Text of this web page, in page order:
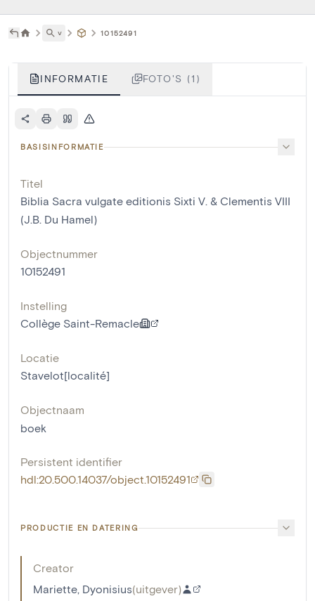
˅ 10152491
INFORMATIE FOTO'S (1)
BASISINFORMATIE
Titel
Biblia Sacra vulgate editionis Sixti V. & Clementis VIII
(J.B. Du Hamel)
Objectnummer
10152491
Instelling
Collège Saint-Remacle
Locatie
Stavelot[localité]
Objectnaam
boek
Persistent identifier
hdl:20.500.14037/object.10152491
PRODUCTIE EN DATERING
Creator
Mariette, Dyonisius(uitgever)